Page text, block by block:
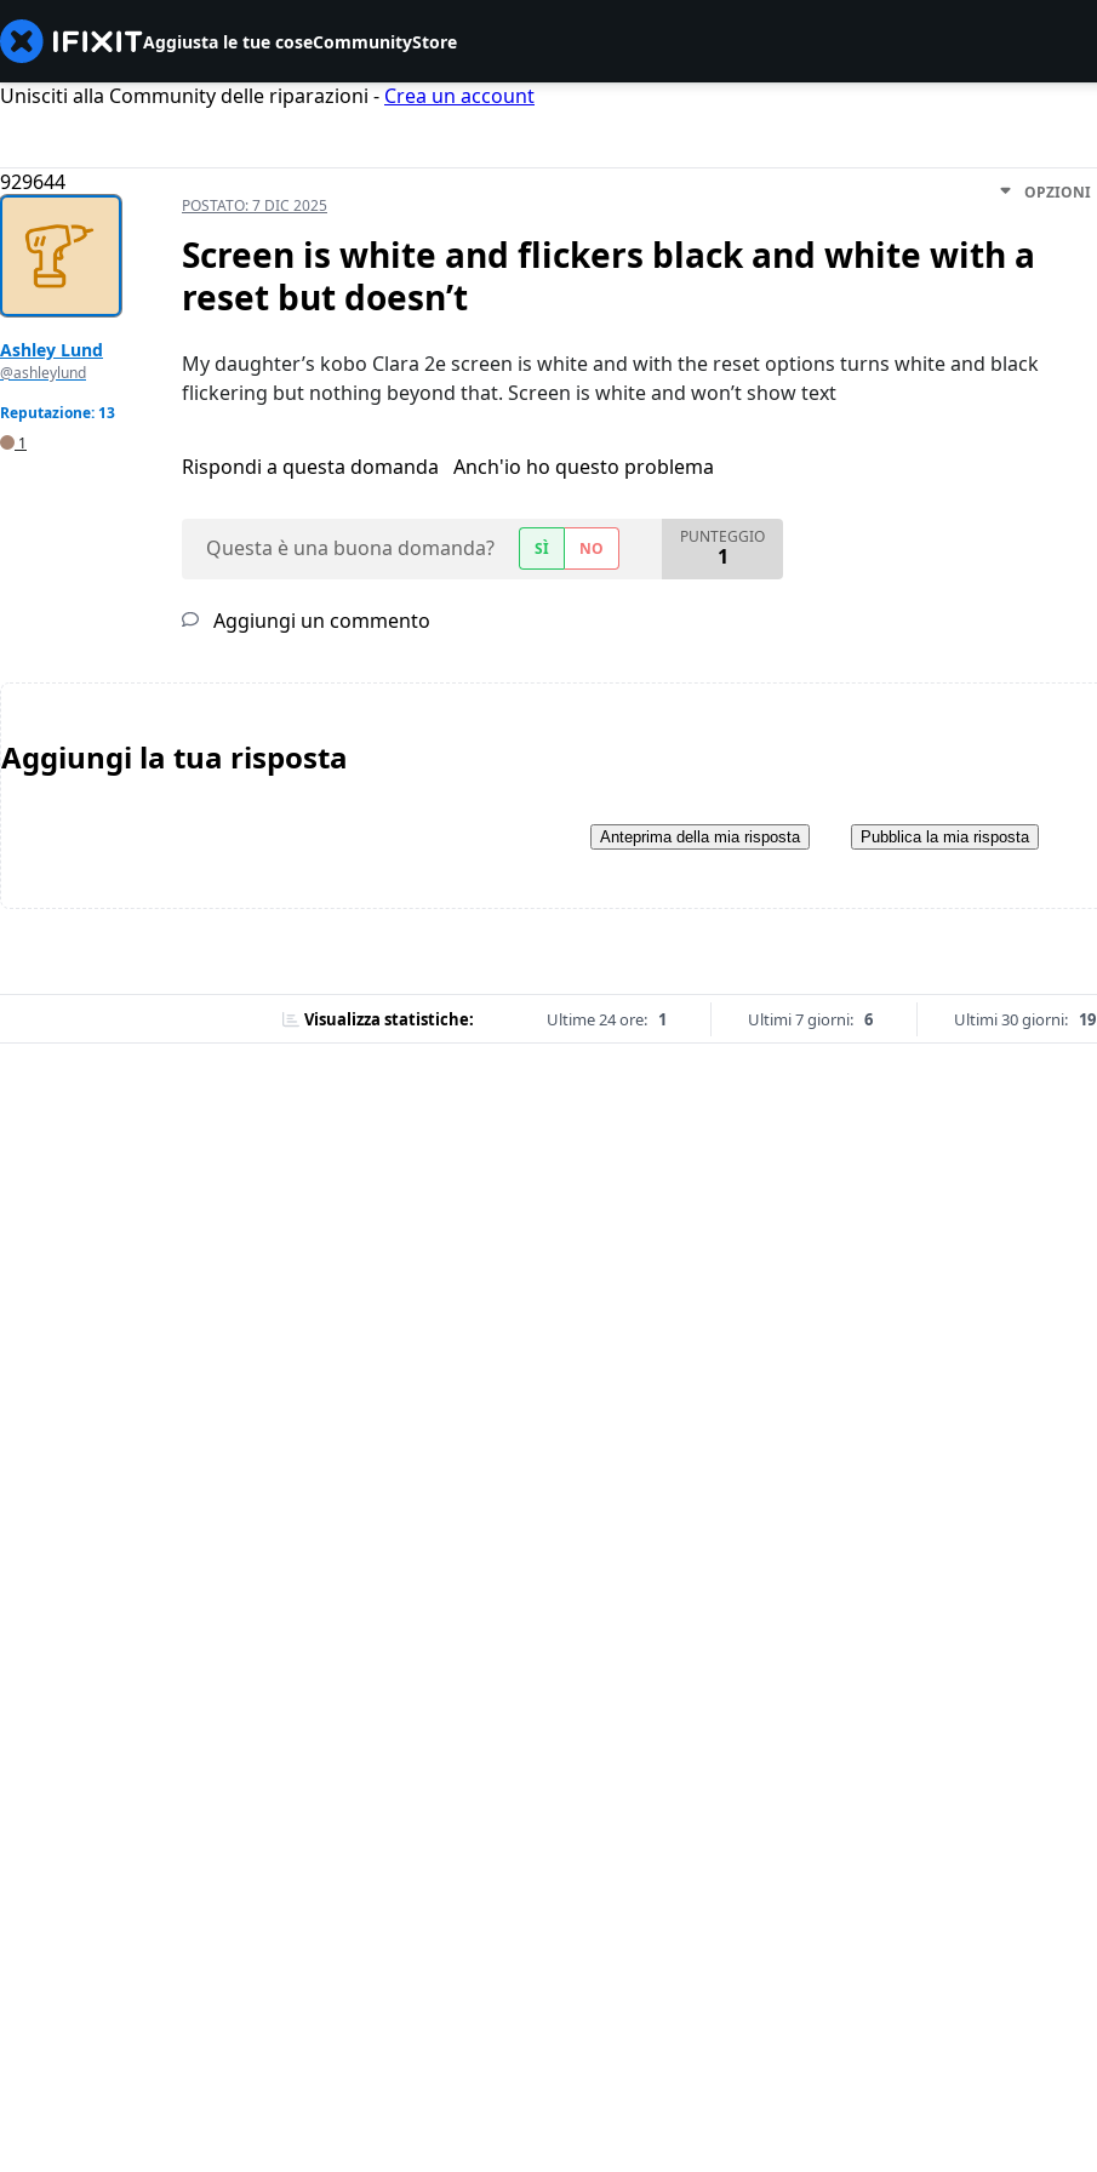
Aggiusta le tue coseCommunityStore
Unisciti alla Community delle riparazioni - Crea un account
929644
Ashley Lund
@ashleylund
Reputazione: 13
1
POSTATO:7 DIC 2025
OPZIONI
Screen is white and flickers black and white with a
reset but doesn’t
My daughter’s kobo Clara 2e screen is white and with the reset options turns white and black
flickering but nothing beyond that. Screen is white and won’t show text
Rispondi a questa domanda Anch'io ho questo problema
Questa è una buona domanda? SÌ NO
PUNTEGGIO
1
Aggiungi un commento
Aggiungi la tua risposta
Anteprima della mia risposta Pubblica la mia risposta
Visualizza statistiche: Ultime 24 ore: 1 Ultimi 7 giorni: 6 Ultimi 30 giorni: 19